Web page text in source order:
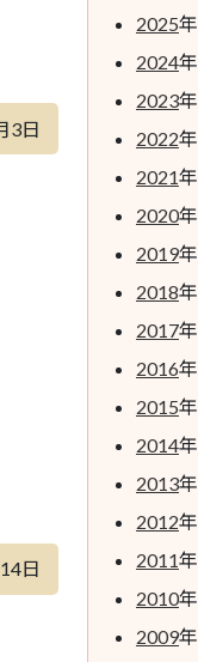
3日
日
2025年
2024年
2023年
2022年
2021年
2020年
2019年
2018年
2017年
2016年
2015年
2014年
2013年
2012年
2011年
2010年
2009年